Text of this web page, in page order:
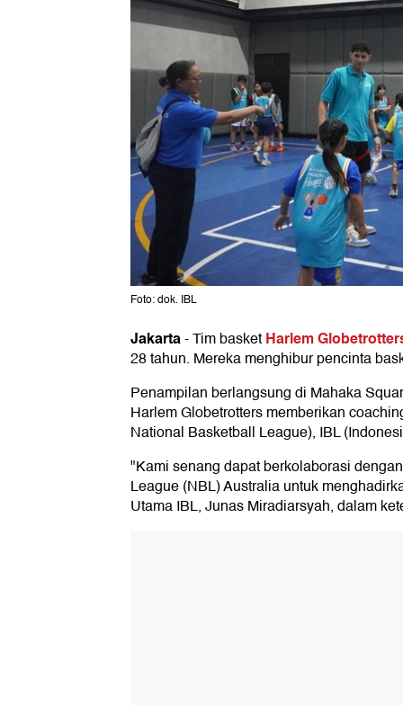
Foto: dok. IBL
Jakarta-Tim basketHarlem
28 tahun. Mereka menghibur pencinta
Penampilan berlangsung di Mahaka
Harlem Globetrotters memberikan
National Basketball League), IBL
"Kami senang dapat berkolaborasi
League (NBL) Australia untuk
Utama IBL, Junas Miradiarsyah, dalam